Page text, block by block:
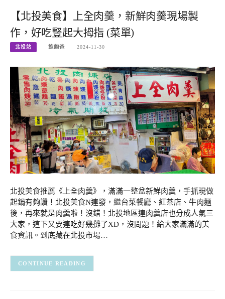
【北投美食】上全肉羹，新鮮肉羹現場製
作，好吃豎起大拇指 (菜單)
北投站 飽飽爸 2024-11-30
北投美食推薦《上全肉羹》，滿滿一整盆新鮮肉羹，手抓現做
起鍋有夠讚！北投美食N連發，繼台菜餐廳、紅茶店、牛肉麵
後，再來就是肉羹啦！沒錯！北投地區連肉羹店也分成人氣三
大家，這下又要連吃好幾攤了XD，沒問題！給大家滿滿的美
食資訊。到底藏在北投市場…
CONTINUE READING